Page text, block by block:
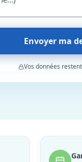
Envoyer ma
Vos données